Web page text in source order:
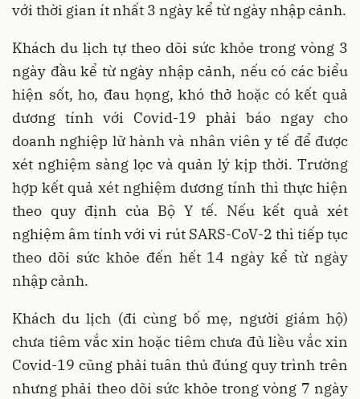
với thời gian ít nhất 3 ngày kể từ ngày nhập cảnh.
Khách du lịch tự theo dõi sức khỏe trong vòng 3
ngày đầu kể từ ngày nhập cảnh, nếu có các biểu
hiện sốt, ho, đau họng, khó thở hoặc có kết quả
dương tính với Covid-19 phải báo ngay cho
doanh nghiệp lữ hành và nhân viên y tế để được
xét nghiệm sàng lọc và quản lý kịp thời. Trường
hợp kết quả xét nghiệm dương tính thì thực hiện
theo quy định của Bộ Y tế. Nếu kết quả xét
nghiệm âm tính với vi rút SARS-CoV-2 thì tiếp tục
theo dõi sức khỏe đến hết 14 ngày kể từ ngày
nhập cảnh.
Khách du lịch (đi cùng bố mẹ, người giám hộ)
chưa tiêm vắc xin hoặc tiêm chưa đủ liều vắc xin
Covid-19 cũng phải tuân thủ đúng quy trình trên
nhưng phải theo dõi sức khỏe trong vòng 7 ngày